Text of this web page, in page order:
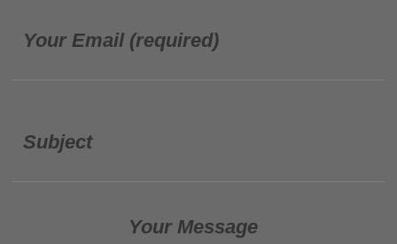
Your Email (required)
Subject
Your Message